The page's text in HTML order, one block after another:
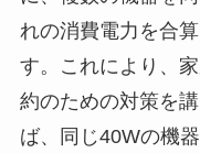
れの消費電力を合
す。これにより、
約のための対策を
ば、同じ40Wの機